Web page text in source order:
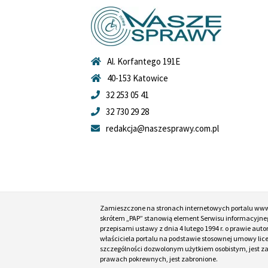
Al. Korfantego 191E
40-153 Katowice
32 253 05 41
32 730 29 28
redakcja@naszesprawy.com.pl
Zamieszczone na stronach internetowych portalu
skrótem „PAP” stanowią element Serwisu
przepisami ustawy z dnia 4 lutego 1994 r. o prawie
właściciela portalu na podstawie stosownej umowy
szczególności dozwolonym użytkiem osobistym, jest
prawach pokrewnych, jest zabronione.